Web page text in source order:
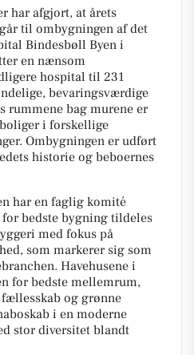
har afgjort, at årets
til ombygningen af det
Bindesbøll Byen i
en nænsom
hospital til 231
bevaringsværdige
rummene bag murene er
i forskellige
Ombygningen er udført
historie og beboernes
har en faglig komité
bedste bygning tildeles
med fokus på
som markerer sig som
Havehusene i
for bedste mellemrum,
og grønne
i en moderne
stor diversitet blandt